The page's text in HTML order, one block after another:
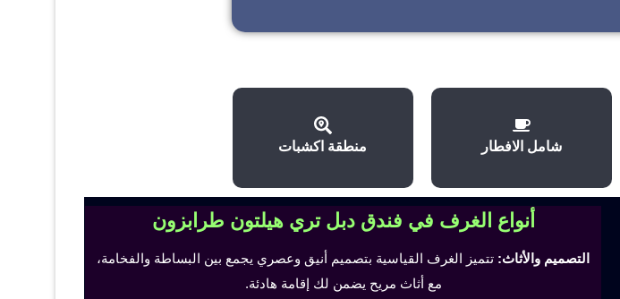
شامل الافطار منطقة اكشبات
أنواع الغرف في فندق دبل تري هيلتون طرابزون
التصميم والأثاث: تتميز الغرف القياسية بتصميم أنيق وعصري يجمع بين البساطة والفخامة،
مع أثاث مريح يضمن لك إقامة هادئة.